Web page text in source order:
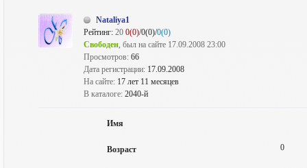
Nataliya1
Рейтинг: 20 0(0)/0(0)/0(0)
Свободен, был на сайте 17.09.2008 23:00
Просмотров: 66
Дата регистрации: 17.09.2008
На сайте: 17 лет 11 месяцев
В каталоге: 2040-й
Имя
Возраст 0